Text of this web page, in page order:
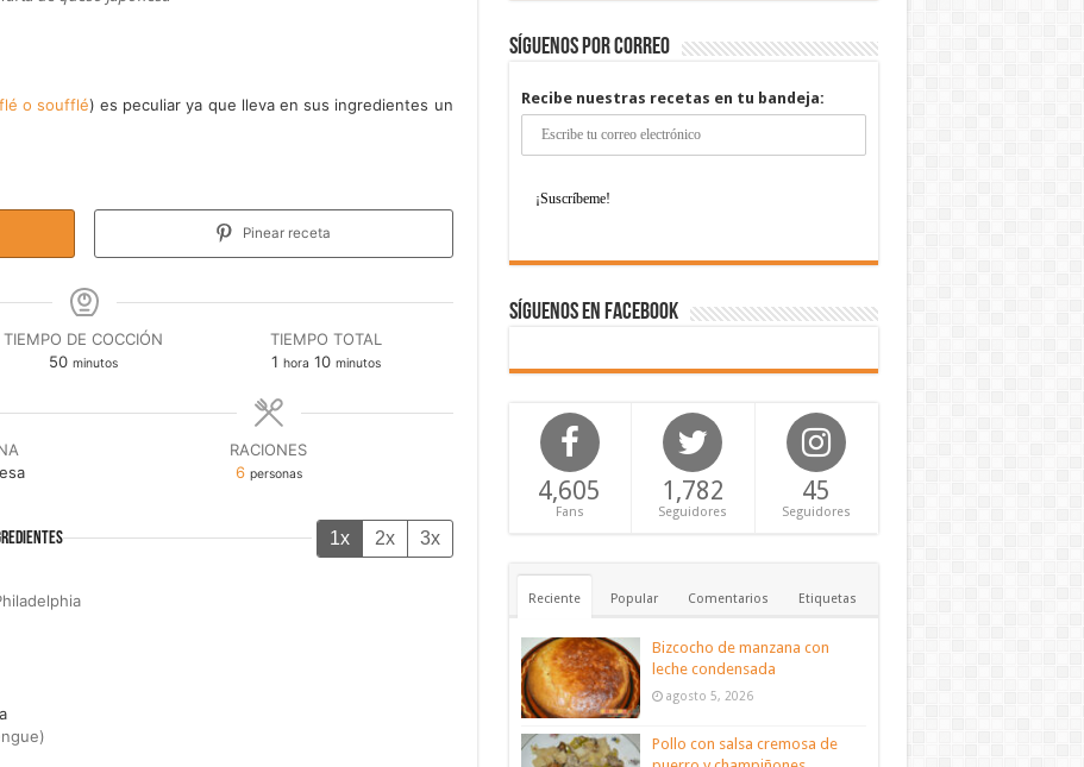
o soufflé) es peculiar ya que lleva en sus ingredientes un
Pinear receta
TIEMPO DE COCCIÓN
50minutos
minutos
TIEMPO TOTAL
1hora
hora 10minutos
minutos
RACIONES
6 personas
1x 2x 3x
Síguenos por correo
Recibe nuestras recetas en tu bandeja:
Síguenos en Facebook
4,605
Fans
1,782
Seguidores
45
Seguidores
Reciente Popular Comentarios Etiquetas
Bizcocho de manzana con
leche condensada
agosto 5, 2026
Pollo con salsa cremosa de